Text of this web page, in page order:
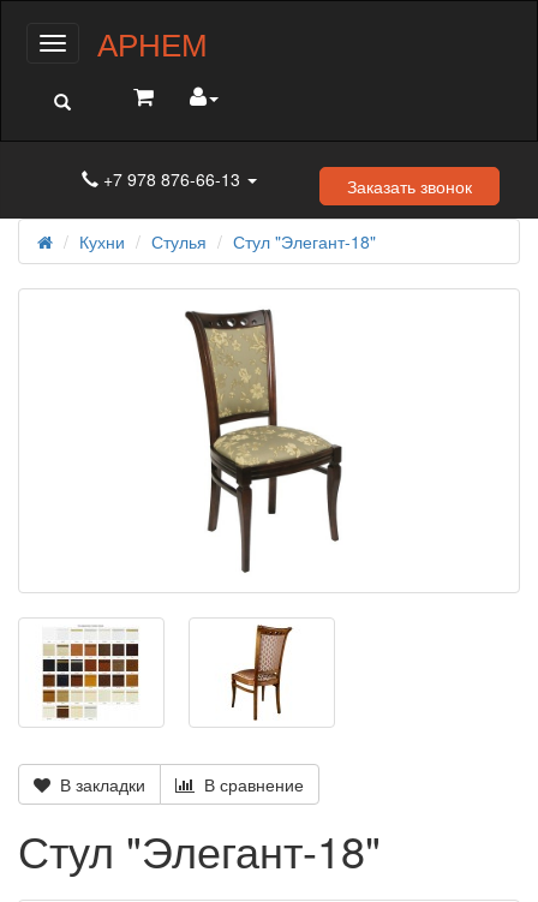
МенюАРНЕМ
+7 978 876-66-13 Заказать звонок
Кухни Стулья Стул "Элегант-18"
В закладки В сравнение
Стул "Элегант-18"